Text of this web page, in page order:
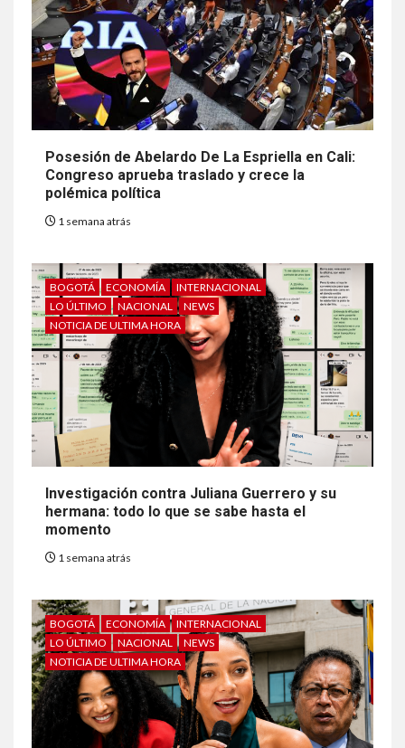
Posesión de Abelardo De La Espriella en Cali:
Congreso aprueba traslado y crece la
polémica política
1 semana atrás
BOGOTÁ ECONOMÍA
INTERNACIONAL
LO ÚLTIMO
NACIONAL
NEWS
NOTICIA DE ULTIMA HORA
Investigación contra Juliana Guerrero y su
hermana: todo lo que se sabe hasta el
momento
1 semana atrás
BOGOTÁ ECONOMÍA
INTERNACIONAL
LO ÚLTIMO
NACIONAL
NEWS
NOTICIA DE ULTIMA HORA